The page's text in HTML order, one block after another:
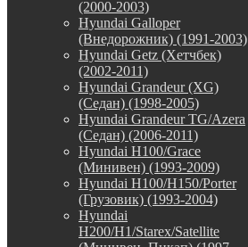
(2000-2003)
Hyundai Galloper
(Внедорожник) (1991-2003)
Hyundai Getz (Хетчбек)
(2002-2011)
Hyundai Grandeur (XG)
(Седан) (1998-2005)
Hyundai Grandeur TG/Azera
(Седан) (2006-2011)
Hyundai H100/Grace
(Минивен) (1993-2009)
Hyundai H100/H150/Porter
(Грузовик) (1993-2004)
Hyundai
H200/H1/Starex/Satellite